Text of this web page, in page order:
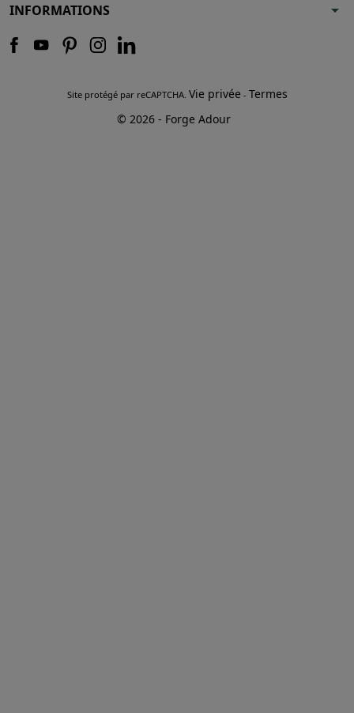
INFORMATIONS arrow_drop_down
Site protégé par reCAPTCHA. Vie privée - Termes
© 2026 - Forge Adour